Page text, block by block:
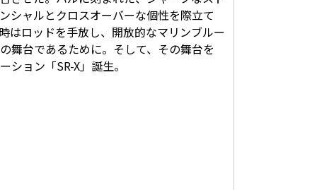
シャルとクロスオーバーな個性を際立て
はロッドを手放し、開放的なマリンブルー
舞台であるために。そして、その舞台を
ョン「SR-X」誕生。